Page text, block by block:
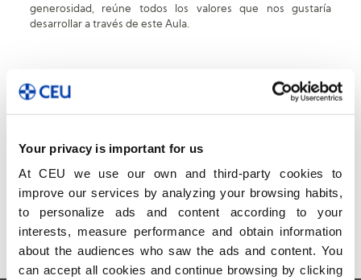
Your privacy is important for us
At CEU we use our own and third-party cookies to
improve our services by analyzing your browsing habits,
to personalize ads and content according to your
interests, measure performance and obtain information
about the audiences who saw the ads and content. You
can accept all cookies and continue browsing by clicking
generosidad, reúne todos los valores que nos gustaría
desarrollar a través de este Aula.